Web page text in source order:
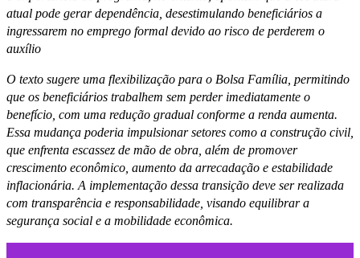
atual pode gerar dependência, desestimulando beneficiários a
ingressarem no emprego formal devido ao risco de perderem o
auxílio
O texto sugere uma flexibilização para o Bolsa Família, permitindo
que os beneficiários trabalhem sem perder imediatamente o
benefício, com uma redução gradual conforme a renda aumenta.
Essa mudança poderia impulsionar setores como a construção civil,
que enfrenta escassez de mão de obra, além de promover
crescimento econômico, aumento da arrecadação e estabilidade
inflacionária. A implementação dessa transição deve ser realizada
com transparência e responsabilidade, visando equilibrar a
segurança social e a mobilidade econômica.